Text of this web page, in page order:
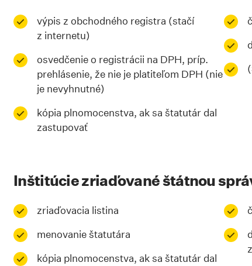
výpis z obchodného registra (stačí
z internetu)
osvedčenie o registrácii na DPH, príp.
prehlásenie, že nie je platiteľom DPH (nie
je nevyhnutné)
kópia plnomocenstva, ak sa štatutár dal
zastupovať
Inštitúcie zriaďované štátnou
zriaďovacia listina
menovanie štatutára
kópia plnomocenstva, ak sa štatutár dal